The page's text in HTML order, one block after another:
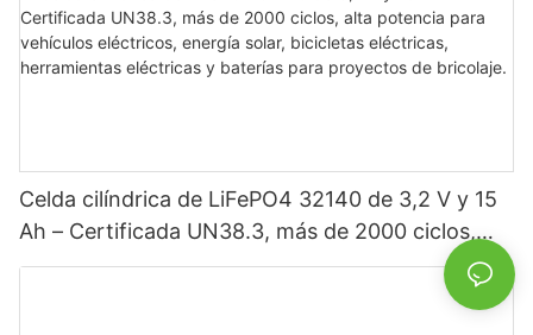
Celda cilíndrica de LiFePO4 32140 de 3,2 V y 15
Ah – Certificada UN38.3, más de 2000 ciclos,
alta potencia para vehículos eléctricos, energía